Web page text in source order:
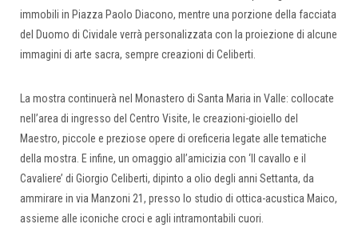
immobili in Piazza Paolo Diacono, mentre una porzione della facciata
del Duomo di Cividale verrà personalizzata con la proiezione di alcune
immagini di arte sacra, sempre creazioni di Celiberti.
La mostra continuerà nel Monastero di Santa Maria in Valle: collocate
nell’area di ingresso del Centro Visite, le creazioni-gioiello del
Maestro, piccole e preziose opere di oreficeria legate alle tematiche
della mostra. E infine, un omaggio all’amicizia con ‘Il cavallo e il
Cavaliere’ di Giorgio Celiberti, dipinto a olio degli anni Settanta, da
ammirare in via Manzoni 21, presso lo studio di ottica-acustica Maico,
assieme alle iconiche croci e agli intramontabili cuori.